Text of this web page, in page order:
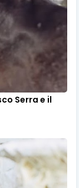
Serra e il